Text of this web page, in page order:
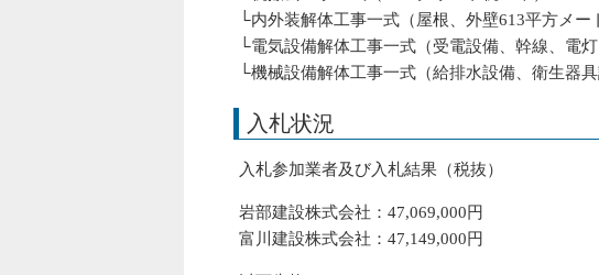
└内外装解体工事一式（屋根、外壁613平方メー
└電気設備解体工事一式（受電設備、幹線、電灯
└機械設備解体工事一式（給排水設備、衛生器具
入札状況
入札参加業者及び入札結果（税抜）
岩部建設株式会社：47,069,000円
富川建設株式会社：47,149,000円